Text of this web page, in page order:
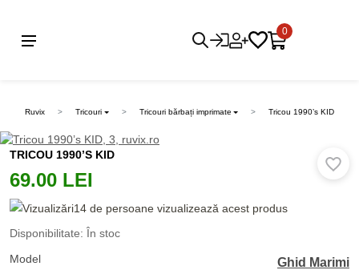
0
Ruvix Tricouri Tricouri bărbați imprimate Tricou 1990’s KID
TRICOU 1990’S KID
69.00 LEI
14 de persoane vizualizează acest produs
Disponibilitate: În stoc
Model
Ghid Marimi